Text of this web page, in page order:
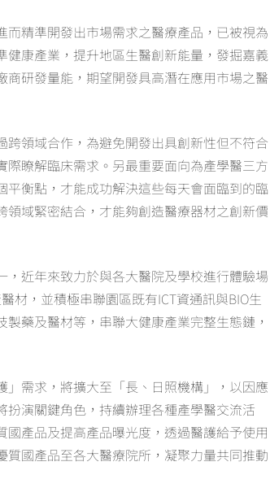
精準開發出市場需求之醫療產品，已被視為
康產業，提升地區生醫創新能量，發掘嘉義
研發量能，期望開發具高潛在應用市場之醫
領域合作，為避免開發出具創新性但不符合
瞭解臨床需求。另最重要面向為產學醫三方
衡點，才能成功解決這些每天會面臨到的臨
域緊密結合，才能夠創造醫療器材之創新價
近年來致力於與各大醫院及學校進行體驗場
材，並積極串聯園區既有ICT資通訊與BIO生
藥及醫材等，串聯大健康產業完整生態鏈，
需求，將擴大至「長、日照機構」，以因應
演關鍵角色，持續辦理各種產學醫交流活
產品及提高產品曝光度，透過醫護給予使用
國產品至各大醫療院所，凝聚力量共同推動